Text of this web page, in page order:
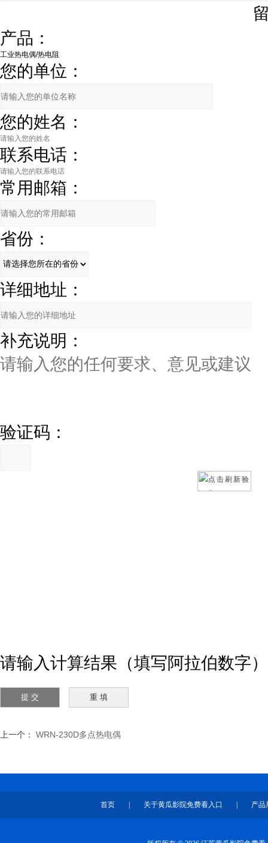
产品：
您的单位：
您的姓名：
联系电话：
常用邮箱：
省份：
详细地址：
补充说明：
验证码：
请输入计算结果（填写阿拉伯数字
上一个： WRN-230D多点热电偶
首页 关于黄瓜影院免费看入口 产品